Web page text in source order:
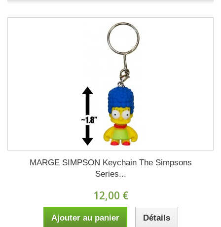
MARGE SIMPSON Keychain The Simpsons
Series...
12,00 €
Ajouter au panier Détails